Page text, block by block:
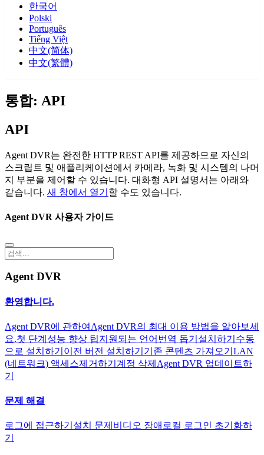
한국어
Polski
Português
Tiếng Việt
中文(简体)
中文(繁體)
통합: API
API
Agent DVR는 완전한 HTTP REST API를 제공하므로 자신의
스크립트 및 애플리케이션에서 카메라, 녹화 및 시스템의 나머
지 부분을 제어할 수 있습니다. 대화형 API 설명서는 아래와
같습니다. 새 창에서 열기 할 수도 있습니다.
Agent DVR 사용자 가이드
Agent DVR
환영합니다.
Agent DVR에 관하여 Agent DVR의 최대 이용 방법을 알아보세
요.첫 단계 성능 향상 팁지원되는 언어 번역 돕기 설치하기 수동
으로 설치하기 이전 버전 설치하기 기존 콘텐츠 가져오기 LAN
(네트워크) 액세스제거하기 계정 삭제 Agent DVR 업데이트하
기
문제 해결
로그에 접근하기 설치 문제 비디오 장애 로컬 로그인 초기화하
기